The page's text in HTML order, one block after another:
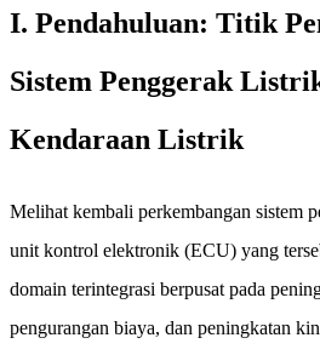
I. Pendahuluan: Titik
Sistem Penggerak
Kendaraan Listrik
Melihat kembali perkembangan sistem
unit kontrol elektronik (ECU) yang
domain terintegrasi berpusat pada
pengurangan biaya, dan peningkatan